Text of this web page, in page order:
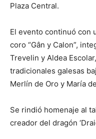
Plaza Central.
El evento continuó con
coro “Gân y Calon”,
Trevelin y Aldea
tradicionales galesas
Merlín de Oro y María
Se rindió homenaje al
creador del dragón